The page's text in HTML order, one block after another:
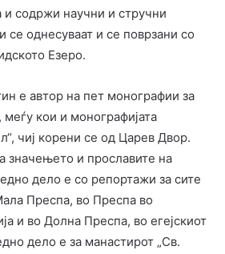
и содржи научни и стручни
се однесуваат и се поврзани со
Езеро.
е автор на пет монографии за
кои и монографијата
чиј корени се од Царев Двор.
значењето и прославите на
дело е со репортажи за сите
Преспа, во Преспа во
и во Долна Преспа, во егејскиот
дело е за манастирот „Св.